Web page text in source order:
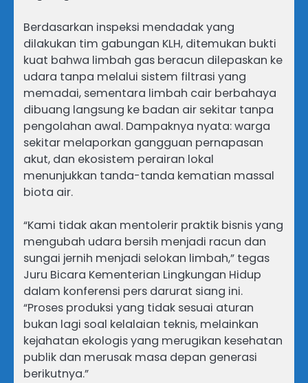
Berdasarkan inspeksi mendadak yang
dilakukan tim gabungan KLH, ditemukan bukti
kuat bahwa limbah gas beracun dilepaskan ke
udara tanpa melalui sistem filtrasi yang
memadai, sementara limbah cair berbahaya
dibuang langsung ke badan air sekitar tanpa
pengolahan awal. Dampaknya nyata: warga
sekitar melaporkan gangguan pernapasan
akut, dan ekosistem perairan lokal
menunjukkan tanda-tanda kematian massal
biota air.
“Kami tidak akan mentolerir praktik bisnis yang
mengubah udara bersih menjadi racun dan
sungai jernih menjadi selokan limbah,” tegas
Juru Bicara Kementerian Lingkungan Hidup
dalam konferensi pers darurat siang ini.
“Proses produksi yang tidak sesuai aturan
bukan lagi soal kelalaian teknis, melainkan
kejahatan ekologis yang merugikan kesehatan
publik dan merusak masa depan generasi
berikutnya.”